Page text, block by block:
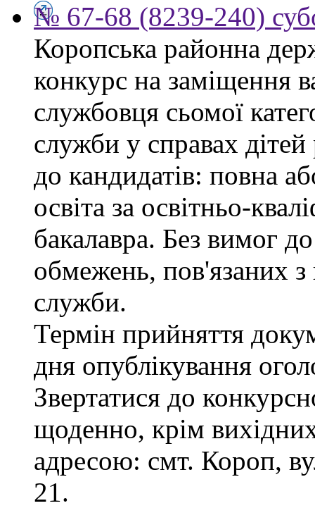
№ 67-68 (8239-240)
Коропська районна
конкурс на заміщення
службовця сьомої
служби у справах
до кандидатів: повна
освіта за освітньо-
бакалавра. Без вимог
обмежень, пов'язаних
служби.
Термін прийняття
дня опублікування
Звертатися до
щоденно, крім
адресою: смт. Короп,
21.